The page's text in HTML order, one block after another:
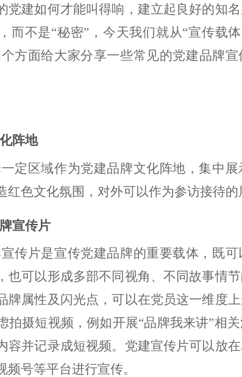
党建如何才能叫得响，建立起良好的知
而不是“秘密”，今天我们就从“宣传载
个方面给大家分享一些常见的党建品牌
阵地
定区域作为党建品牌文化阵地，集中
红色文化氛围，对外可以作为参访接待的
宣传片
传片是宣传党建品牌的重要载体，既
也可以形成多部不同视角、不同故事情
牌属性及闪光点，可以在党员这一维度
拍摄短视频，例如开展“品牌我来讲”相
容并记录成短视频。党建宣传片可以放
号等平台进行宣传。